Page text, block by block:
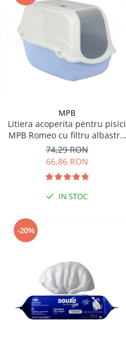
MPB
Litiera acoperita pentru pisici
MPB Romeo cu filtru albastru
deschis 57x39x41(h)cm
74,29 RON
66,86 RON
IN STOC
-20%